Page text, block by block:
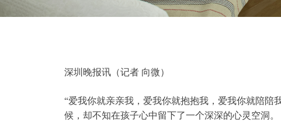
深圳晚报讯（记者 向微）
“爱我你就亲亲我，爱我你就抱抱我，爱我你就陪
候，却不知在孩子心中留下了一个深深的心灵空洞。